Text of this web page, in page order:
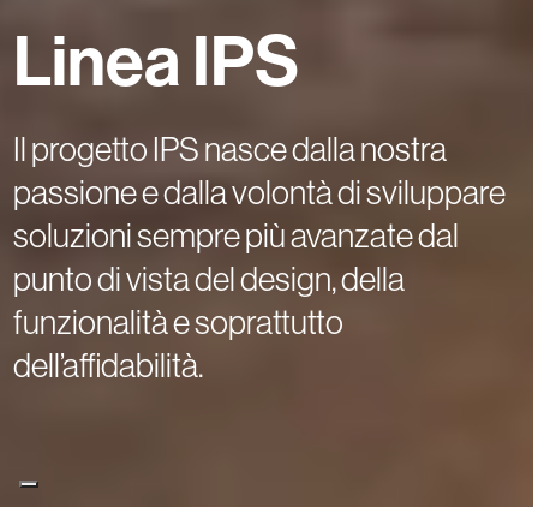
Linea IPS
Il progetto IPS nasce dalla nostra
passione e dalla volontà di sviluppare
soluzioni sempre più avanzate dal
punto di vista del design, della
funzionalità e soprattutto
dell’affidabilità.